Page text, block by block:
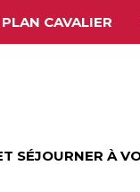
PLAN CAVALIER
SÉJOURNER À